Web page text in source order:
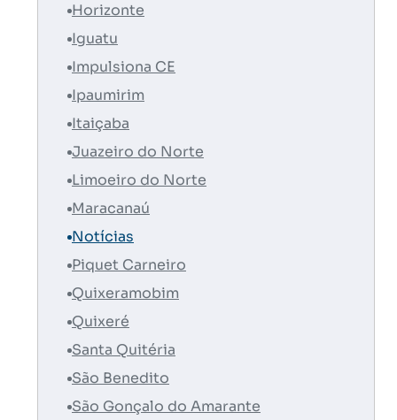
Horizonte
Iguatu
Impulsiona CE
Ipaumirim
Itaiçaba
Juazeiro do Norte
Limoeiro do Norte
Maracanaú
Notícias
Piquet Carneiro
Quixeramobim
Quixeré
Santa Quitéria
São Benedito
São Gonçalo do Amarante